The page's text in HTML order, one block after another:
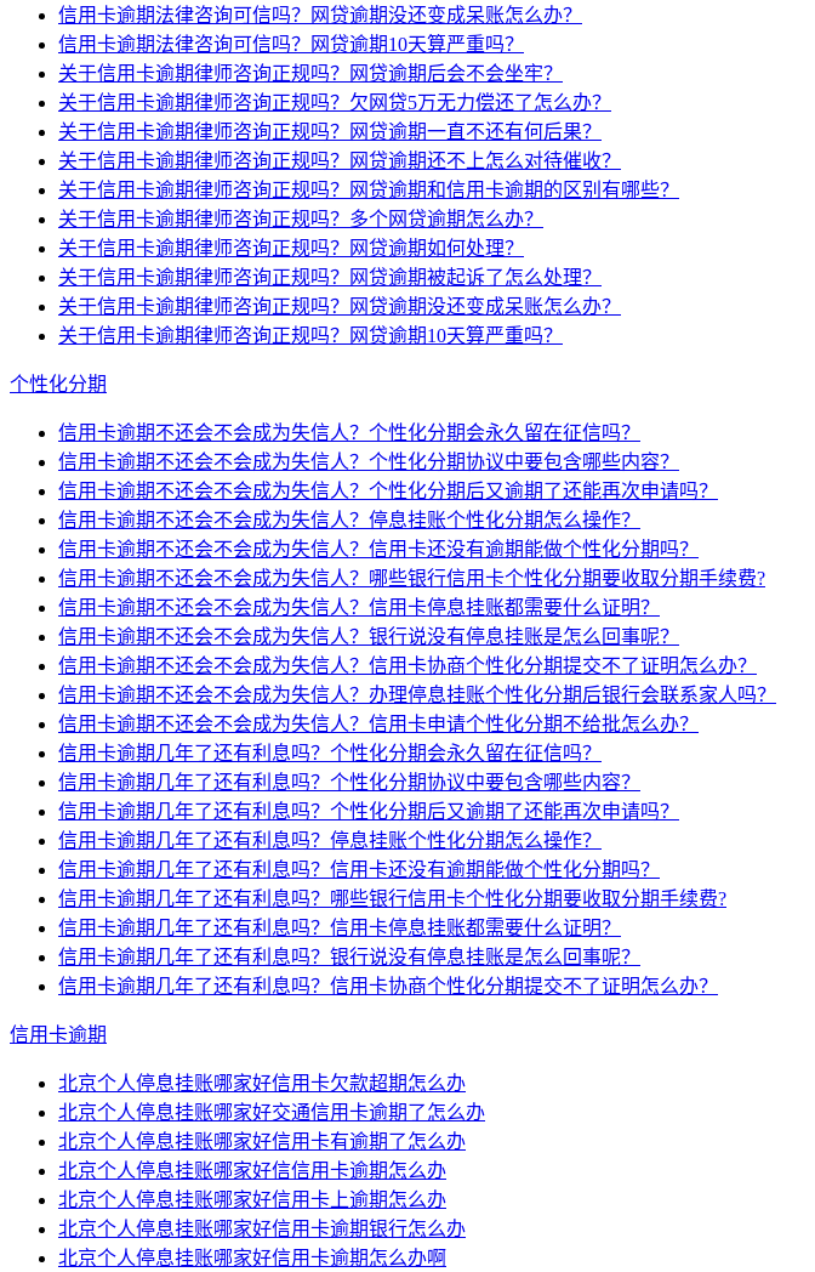
信用卡逾期法律咨询可信吗？网贷逾期没还变成呆账怎么办？
信用卡逾期法律咨询可信吗？网贷逾期10天算严重吗？
关于信用卡逾期律师咨询正规吗？网贷逾期后会不会坐牢？
关于信用卡逾期律师咨询正规吗？欠网贷5万无力偿还了怎么办？
关于信用卡逾期律师咨询正规吗？网贷逾期一直不还有何后果？
关于信用卡逾期律师咨询正规吗？网贷逾期还不上怎么对待催收？
关于信用卡逾期律师咨询正规吗？网贷逾期和信用卡逾期的区别有哪些？
关于信用卡逾期律师咨询正规吗？多个网贷逾期怎么办？
关于信用卡逾期律师咨询正规吗？网贷逾期如何处理？
关于信用卡逾期律师咨询正规吗？网贷逾期被起诉了怎么处理？
关于信用卡逾期律师咨询正规吗？网贷逾期没还变成呆账怎么办？
关于信用卡逾期律师咨询正规吗？网贷逾期10天算严重吗？
个性化分期
信用卡逾期不还会不会成为失信人？个性化分期会永久留在征信吗？
信用卡逾期不还会不会成为失信人？个性化分期协议中要包含哪些内容？
信用卡逾期不还会不会成为失信人？个性化分期后又逾期了还能再次申请吗？
信用卡逾期不还会不会成为失信人？停息挂账个性化分期怎么操作？
信用卡逾期不还会不会成为失信人？信用卡还没有逾期能做个性化分期吗？
信用卡逾期不还会不会成为失信人？哪些银行信用卡个性化分期要收取分期手续费?
信用卡逾期不还会不会成为失信人？信用卡停息挂账都需要什么证明？
信用卡逾期不还会不会成为失信人？银行说没有停息挂账是怎么回事呢？
信用卡逾期不还会不会成为失信人？信用卡协商个性化分期提交不了证明怎么办？
信用卡逾期不还会不会成为失信人？办理停息挂账个性化分期后银行会联系家人吗？
信用卡逾期不还会不会成为失信人？信用卡申请个性化分期不给批怎么办？
信用卡逾期几年了还有利息吗？个性化分期会永久留在征信吗？
信用卡逾期几年了还有利息吗？个性化分期协议中要包含哪些内容？
信用卡逾期几年了还有利息吗？个性化分期后又逾期了还能再次申请吗？
信用卡逾期几年了还有利息吗？停息挂账个性化分期怎么操作？
信用卡逾期几年了还有利息吗？信用卡还没有逾期能做个性化分期吗？
信用卡逾期几年了还有利息吗？哪些银行信用卡个性化分期要收取分期手续费?
信用卡逾期几年了还有利息吗？信用卡停息挂账都需要什么证明？
信用卡逾期几年了还有利息吗？银行说没有停息挂账是怎么回事呢？
信用卡逾期几年了还有利息吗？信用卡协商个性化分期提交不了证明怎么办？
信用卡逾期
北京个人停息挂账哪家好信用卡欠款超期怎么办
北京个人停息挂账哪家好交通信用卡逾期了怎么办
北京个人停息挂账哪家好信用卡有逾期了怎么办
北京个人停息挂账哪家好信信用卡逾期怎么办
北京个人停息挂账哪家好信用卡上逾期怎么办
北京个人停息挂账哪家好信用卡逾期银行怎么办
北京个人停息挂账哪家好信用卡逾期怎么办啊